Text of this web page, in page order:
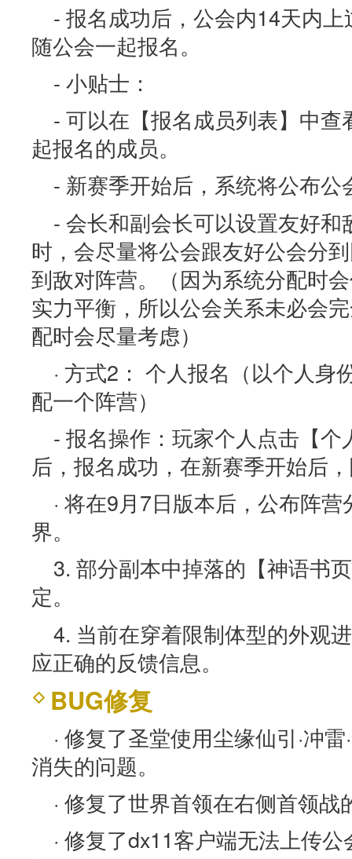
- 报名成功后，公会内14天内
随公会一起报名。
- 小贴士：
- 可以在【报名成员列表】中
起报名的成员。
- 新赛季开始后，系统将公布公
- 会长和副会长可以设置友好
时，会尽量将公会跟友好公会分
到敌对阵营。（因为系统分配时
实力平衡，所以公会关系未必会
配时会尽量考虑）
· 方式2： 个人报名（以个人身
配一个阵营）
- 报名操作：玩家个人点击【
后，报名成功，在新赛季开始后
· 将在9月7日版本后，公布阵
界。
3. 部分副本中掉落的【神语书
定。
4. 当前在穿着限制体型的外观
应正确的反馈信息。
BUG修复
· 修复了圣堂使用尘缘仙引·冲
消失的问题。
· 修复了世界首领在右侧首领战
· 修复了dx11客户端无法上传